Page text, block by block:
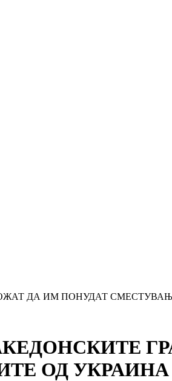
МОЖАТ ДА ИМ ПОНУДАТ
ОД УКРАИНА